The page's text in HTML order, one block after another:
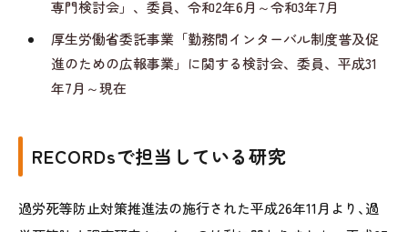
専門検討会」、委員、令和2年6月～令和3年7月
厚生労働省委託事業「勤務間インターバル制度普及促
進のための広報事業」に関する検討会、委員、平成31
年7月～現在
RECORDsで担当している研究
過労死等防止対策推進法の施行された平成26年11月より､過